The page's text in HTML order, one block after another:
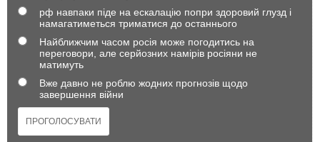
рф навпаки піде на ескалацію попри здоровий глузд і
намагатиметься триматися до останнього
Найближчим часом росія може погодитись на
переговори, але серйозних намірів росіяни не
матимуть
Вже давно не роблю жодних прогнозів щодо
завершення війни